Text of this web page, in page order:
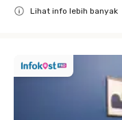
Lihat info lebih banyak